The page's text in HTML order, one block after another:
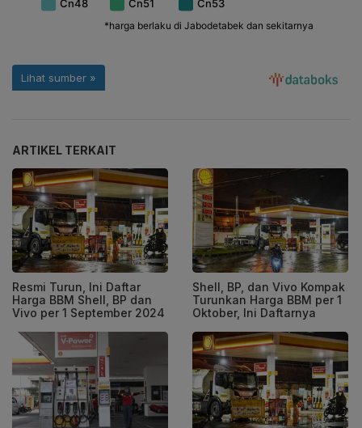
ARTIKEL TERKAIT
Resmi Turun, Ini Daftar
Harga BBM Shell, BP dan
Vivo per 1 September 2024
Shell, BP, dan Vivo Kompak
Turunkan Harga BBM per 1
Oktober, Ini Daftarnya